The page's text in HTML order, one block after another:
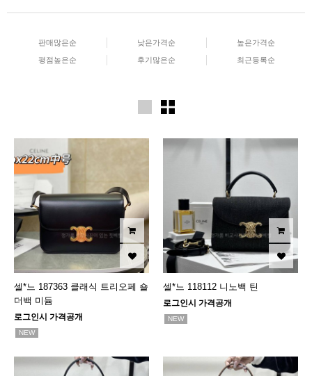
판매많은순 낮은가격순 높은가격순
평점높은순 후기많은순 최근등록순
셀*느 187363 클래식 트리오페 숄
더백 미듐
로그인시 가격공개
NEW
셀*느 118112 니노백 틴
로그인시 가격공개
NEW